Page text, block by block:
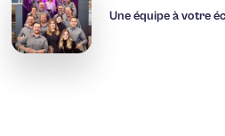
Une équipe à votre